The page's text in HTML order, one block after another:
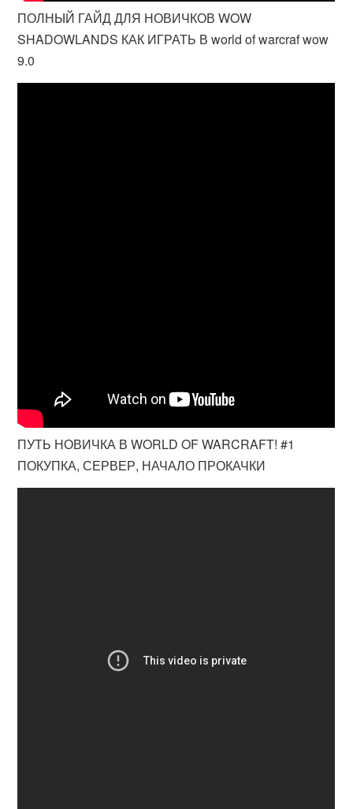
ПОЛНЫЙ ГАЙД ДЛЯ НОВИЧКОВ WOW
SHADOWLANDS КАК ИГРАТЬ В world of warcraf wow
9.0
ПУТЬ НОВИЧКА В WORLD OF WARCRAFT! #1
ПОКУПКА, СЕРВЕР, НАЧАЛО ПРОКАЧКИ